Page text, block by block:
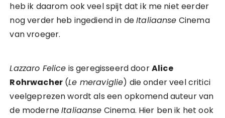
heb ik daarom ook veel spijt dat ik me niet eerder
nog verder heb ingediend in deItaliaanse Cinema
van vroeger.
Lazzaro Felice is geregisseerd doorAlice
Rohrwacher (Le meraviglie) die onder veel critici
veelgeprezen wordt als een opkomend auteur van
de moderneItaliaanse Cinema. Hier ben ik het ook